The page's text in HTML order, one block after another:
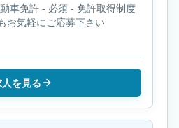
車免許 - 必須 - 免許取得制度
お気軽にご応募下さい
を見る